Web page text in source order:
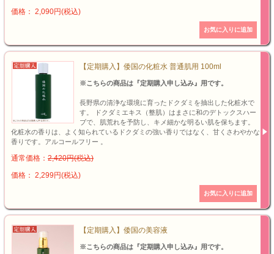
価格： 2,090円(税込)
【定期購入】倭国の化粧水 普通肌用 100ml
※こちらの商品は『定期購入申し込み』用です。
長野県の清浄な環境に育ったドクダミを抽出した化粧水で
す。 ドクダミエキス（整肌）はまさに和のデトックスハー
ブで、肌荒れを予防し、キメ細かな明るい肌を保ちます。
化粧水の香りは、よく知られているドクダミの強い香りではなく、甘くさわやかな
香りです。アルコールフリー 。
通常価格： 2,420円(税込)
価格： 2,299円(税込)
【定期購入】倭国の美容液
※こちらの商品は『定期購入申し込み』用です。